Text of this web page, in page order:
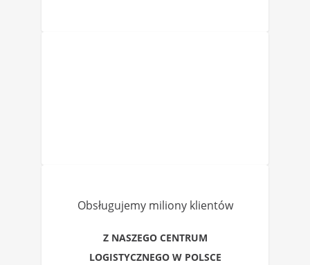
Obsługujemy miliony klientów
Z NASZEGO CENTRUM
LOGISTYCZNEGO W POLSCE